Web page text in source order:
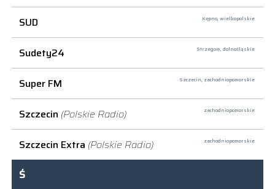
SUD Kępno, wielkopolskie
Sudety24 Strzegom, dolnośląskie
Super FM Szczecin, zachodniopomorskie
Szczecin (Polskie Radio) zachodniopomorskie
Szczecin Extra (Polskie Radio) zachodniopomorskie
Ś